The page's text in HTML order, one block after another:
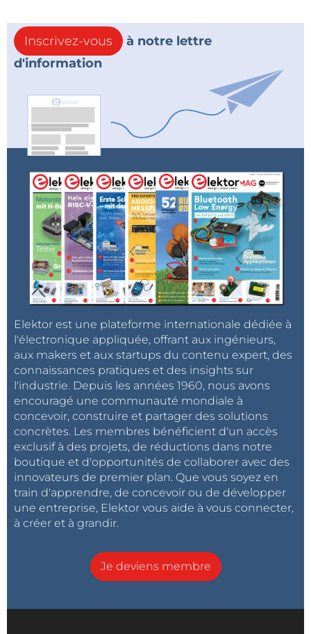
Inscrivez-vous
à notre lettre
d'information
Elektor est une plateforme internationale dédiée à
l'électronique appliquée, offrant aux ingénieurs,
aux makers et aux startups du contenu expert, des
connaissances pratiques et des insights sur
l'industrie. Depuis les années 1960, nous avons
encouragé une communauté mondiale à
concevoir, construire et partager des solutions
concrètes. Les membres bénéficient d'un accès
exclusif à des projets, de réductions dans notre
boutique et d'opportunités de collaborer avec des
innovateurs de premier plan. Que vous soyez en
train d'apprendre, de concevoir ou de développer
une entreprise, Elektor vous aide à vous connecter,
à créer et à grandir.
Je deviens membre